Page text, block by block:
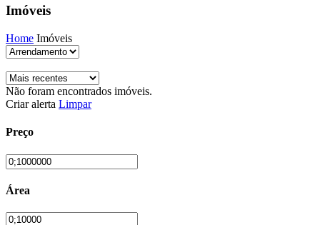
Imóveis
Home Imóveis
Não foram encontrados imóveis.
Criar alerta Limpar
Preço
Área